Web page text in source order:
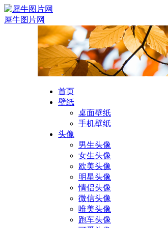
犀牛图片网
首页
壁纸
桌面壁纸
手机壁纸
头像
男生头像
女生头像
欧美头像
明星头像
情侣头像
微信头像
唯美头像
跑车头像